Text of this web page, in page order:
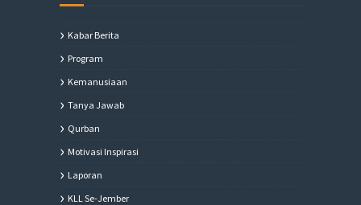
Kabar Berita
Program
Kemanusiaan
Tanya Jawab
Qurban
Motivasi Inspirasi
Laporan
KLL Se-Jember